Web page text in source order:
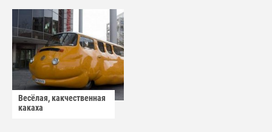
Весёлая, какчественная
какаха